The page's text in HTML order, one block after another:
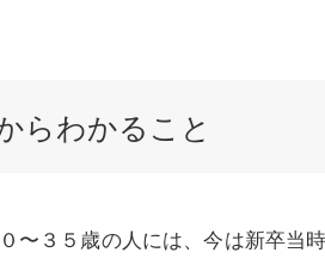
らわかること
〜３５歳の人には、今は新卒当